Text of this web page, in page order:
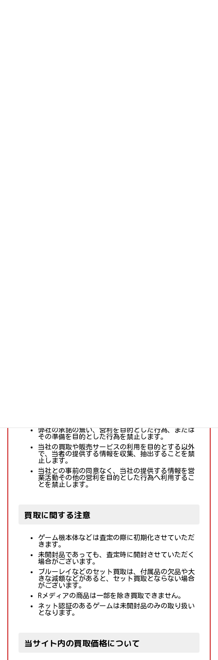
弊社の承諾の無い、営利を目的とした行為、または
その準備を目的とした行為を禁止します。
当社の買取や販売サービスの利用を目的とする以外
で、当者の提供する情報を収集、抽出することを禁
止します。
当社との事前の同意なく、当社の提供する情報を営
業活動その他の営利を目的とした行為へ利用するこ
とを禁止します。
買取に関する注意
ゲーム機本体などは査定の際に初期化させていただ
きます。
未開封品であっても、査定時に開封させていただく
場合がございます。
ブルーレイなどのセット買取は、付属品の欠品や大
きな減額などがあると、セット買取とならない場合
がございます。
Rメディアの商品は一部を除き買取できません。
ネット認証のあるゲームは未開封品のみの取り扱い
となります。
当サイト内の買取価格について